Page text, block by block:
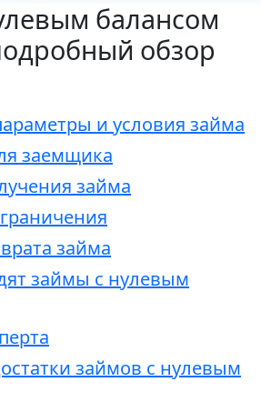
балансом
обзор
и условия займа
заемщика
займа
займа
займы с нулевым
займов с нулевым